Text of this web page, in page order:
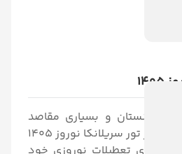
ارمنستان و بسیاری مقاصد
گردشگری دیگر دارای انواع آفر تور سریلانکا نوروز 1405